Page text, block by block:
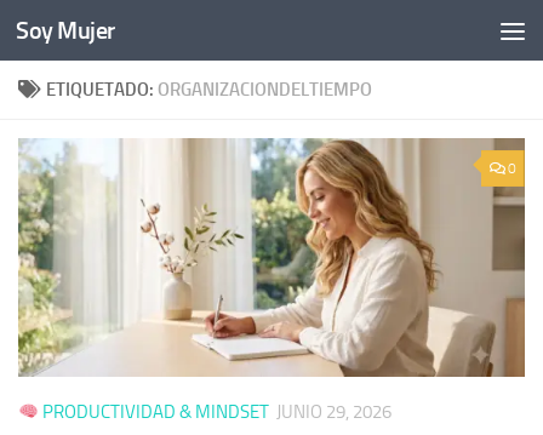
Bajo el contenido
Soy Mujer
ETIQUETADO: ORGANIZACIONDELTIEMPO
0
PRODUCTIVIDAD & MINDSET JUNIO 29, 2026